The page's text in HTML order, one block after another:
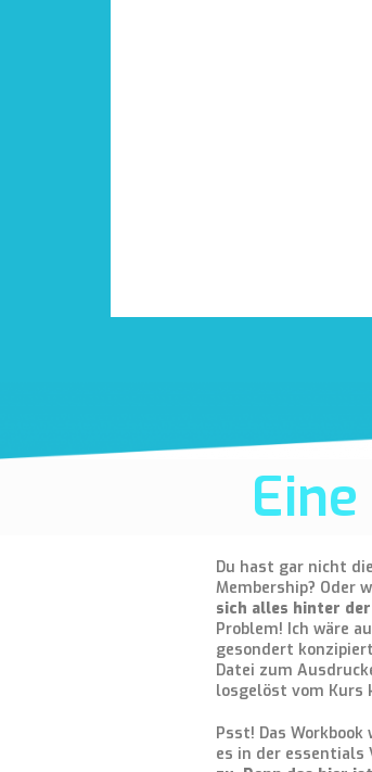
Du hast gar nicht
Membership? Oder
sich alles hinter
Problem! Ich wäre
gesondert
Datei zum
losgelöst vom Kurs
Psst! Das
es in der essentials